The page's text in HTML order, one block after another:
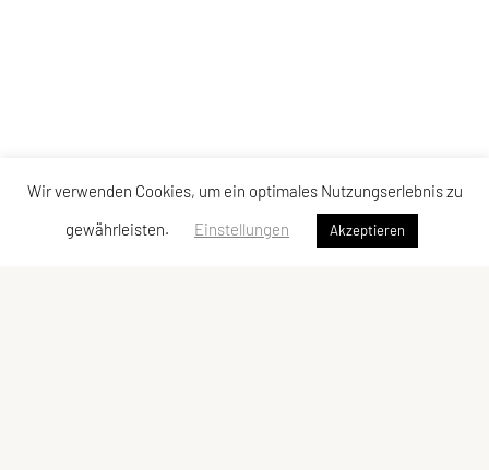
Wir verwenden Cookies, um ein optimales Nutzungserlebnis zu
gewährleisten.
Einstellungen Akzeptieren